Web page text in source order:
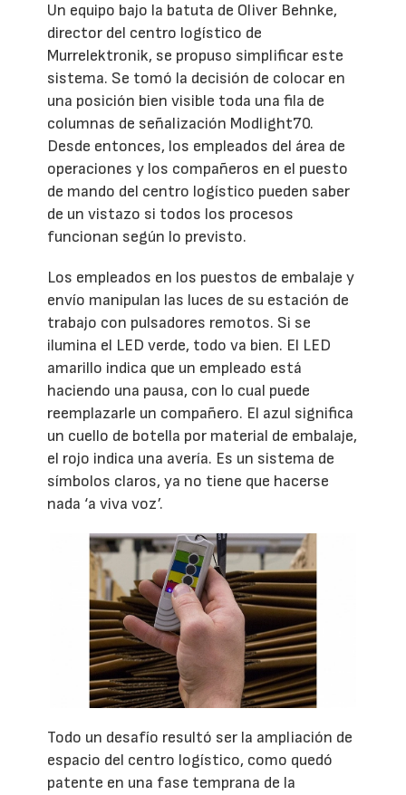
Un equipo bajo la batuta de Oliver Behnke,
director del centro logístico de
Murrelektronik, se propuso simplificar este
sistema. Se tomó la decisión de colocar en
una posición bien visible toda una fila de
columnas de señalización Modlight70.
Desde entonces, los empleados del área de
operaciones y los compañeros en el puesto
de mando del centro logístico pueden saber
de un vistazo si todos los procesos
funcionan según lo previsto.
Los empleados en los puestos de embalaje y
envío manipulan las luces de su estación de
trabajo con pulsadores remotos. Si se
ilumina el LED verde, todo va bien. El LED
amarillo indica que un empleado está
haciendo una pausa, con lo cual puede
reemplazarle un compañero. El azul significa
un cuello de botella por material de embalaje,
el rojo indica una avería. Es un sistema de
símbolos claros, ya no tiene que hacerse
nada ‘a viva voz’.
Todo un desafío resultó ser la ampliación de
espacio del centro logístico, como quedó
patente en una fase temprana de la